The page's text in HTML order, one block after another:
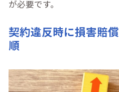
が必要です。
契約違反時に損害賠
順